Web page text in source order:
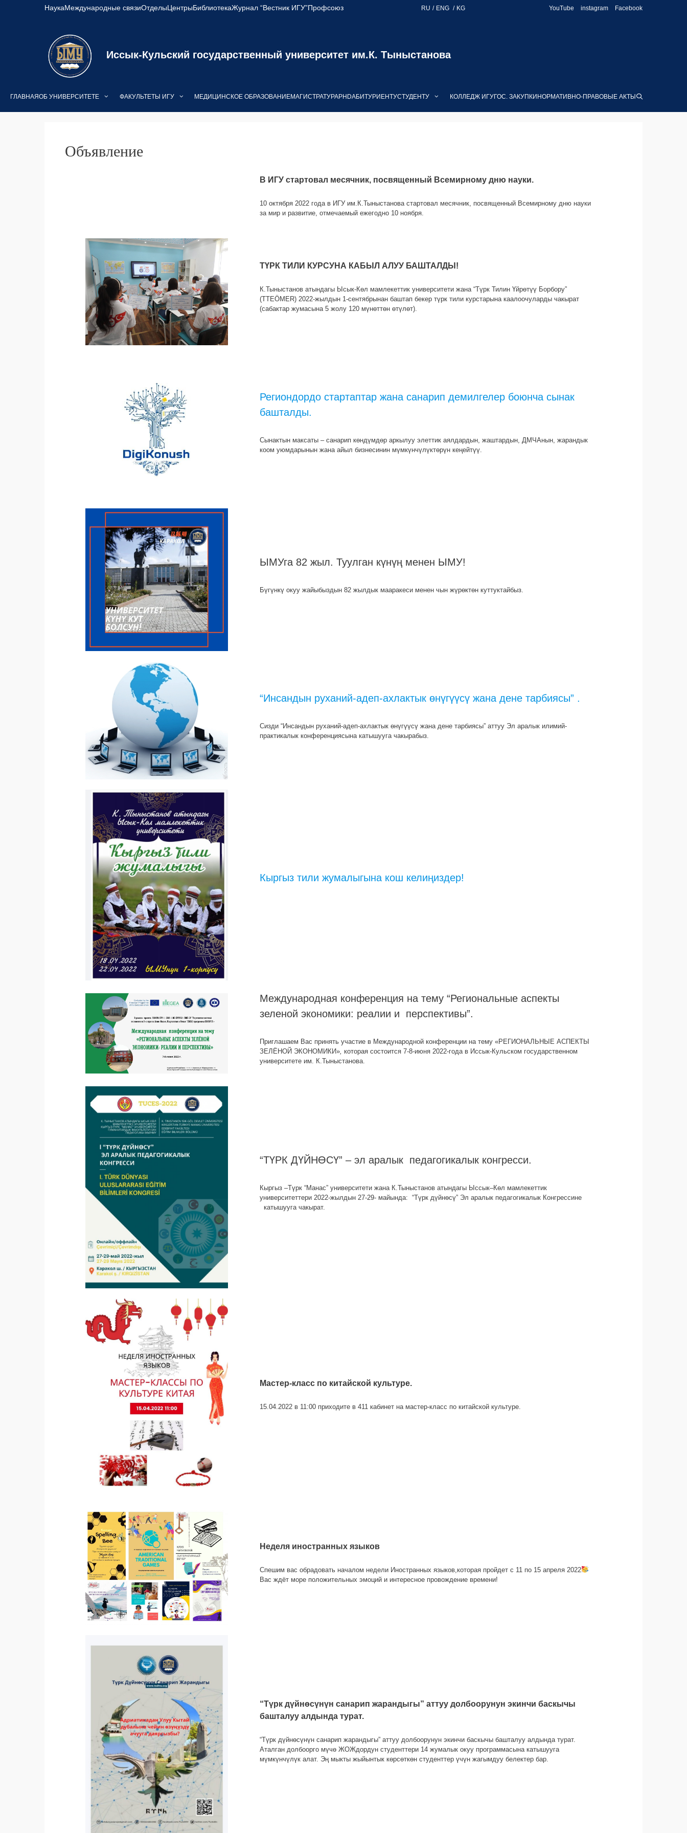
НаукаМеждународные связиОтделыЦентрыБиблиотекаЖурнал “Вестник ИГУ”Профсоюз RU ENG KG YouTube instagram Facebook
Иссык-Кульский государственный университет им.К. Тыныстанова
ГЛАВНАЯОБ УНИВЕРСИТЕТЕ ФАКУЛЬТЕТЫ ИГУ МЕДИЦИНСКОЕ ОБРАЗОВАНИЕМАГИСТРАТУРАPHDАБИТУРИЕНТУСТУДЕНТУ КОЛЛЕДЖ ИГУГОС. ЗАКУПКИ НОРМАТИВНО-ПРАВОВЫЕ АКТЫ
Объявление
В ИГУ стартовал месячник, посвященный Всемирному дню науки.
10 октября 2022 года в ИГУ им.К.Тыныстанова стартовал месячник, посвященный Всемирному дню науки
за мир и развитие, отмечаемый ежегодно 10 ноября.
ТҮРК ТИЛИ КУРСУНА КАБЫЛ АЛУУ БАШТАЛДЫ!
К.Тыныстанов атындагы Ысык-Көл мамлекеттик университети жана “Түрк Тилин Үйрөтүү Борбору”
(TTEÖMER) 2022-жылдын 1-сентябрынан баштап бекер түрк тили курстарына каалоочуларды чакырат
(сабактар жумасына 5 жолу 120 мүнөттөн өтүлөт).
Региондордо стартаптар жана санарип демилгелер боюнча сынак
башталды.
Сынактын максаты – санарип көндүмдөр аркылуу элеттик аялдардын, жаштардын, ДМЧАнын, жарандык
коом уюмдарынын жана айыл бизнесинин мүмкүнчүлүктөрүн кеңейтүү.
ЫМУга 82 жыл. Туулган күнүң менен ЫМУ!
Бүгүнкү окуу жайыбыздын 82 жылдык мааракеси менен чын жүрөктөн куттуктайбыз.
“Инсандын руханий-адеп-ахлактык өнүгүүсү жана дене тарбиясы” .
Сизди “Инсандын руханий-адеп-ахлактык өнүгүүсү жана дене тарбиясы” аттуу Эл аралык илимий-
практикалык конференциясына катышууга чакырабыз.
Кыргыз тили жумалыгына кош келиңиздер!
Международная конференция на тему “Региональные аспекты
зеленой экономики: реалии и перспективы”.
Приглашаем Вас принять участие в Международной конференции на тему «РЕГИОНАЛЬНЫЕ АСПЕКТЫ
ЗЕЛЁНОЙ ЭКОНОМИКИ»,которая состоится 7-8-июня 2022-года в Иссык-Кульском государственном
университете им. К.Тыныстанова.
“ТҮРК ДҮЙНӨСҮ” – эл аралык педагогикалык конгресси.
Кыргыз –Түрк “Манас” университети жана К.Тыныстанов атындагы Ыссык–Кѳл мамлекеттик
университеттери 2022-жылдын 27-29- майында: “Түрк дүйнѳсү” Эл аралык педагогикалык Конгрессине
катышууга чакырат.
Мастер-класс по китайской культуре.
15.04.2022 в 11:00 приходите в 411 кабинет на мастер-класс по китайской культуре.
Неделя иностранных языков
Спешим вас обрадовать началом недели Иностранных языков,которая пройдет с 11 по 15 апреля 2022
Вас ждёт море положительных эмоций и интересное провождение времени!
“Түрк дүйнөсүнүн санарип жарандыгы” аттуу долбоорунун экинчи баскычы
башталуу алдында турат.
“Түрк дүйнөсүнүн санарип жарандыгы” аттуу долбоорунун экинчи баскычы башталуу алдында турат.
Аталган долбоорго мүчө ЖОЖдордун студенттери 14 жумалык окуу программасына катышууга
мүмкүнчүлүк алат. Эң мыкты жыйынтык көрсөткөн студенттер үчүн жагымдуу белектер бар.